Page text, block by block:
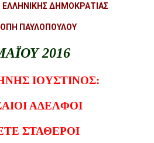
ΔΗΜΟΚΡΑΤΙΑΣ
ΠΑΥΛΟΠΟΥΛΟΥ
2016
ΙΟΥΣΤΙΝΟΣ:
ΑΔΕΛΦΟΙ
ΣΤΑΘΕΡΟΙ